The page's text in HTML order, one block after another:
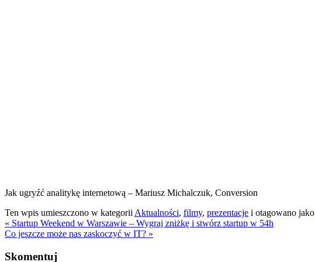
Jak ugryźć analitykę internetową – Mariusz Michalczuk, Conversion
Ten wpis umieszczono w kategorii Aktualności, filmy, prezentacje i otagowano jako
« Startup Weekend w Warszawie – Wygraj zniżkę i stwórz startup w 54h
Co jeszcze może nas zaskoczyć w IT? »
Skomentuj